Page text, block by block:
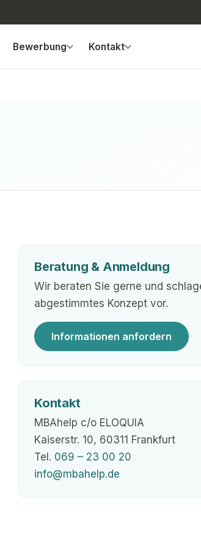
Bewerbung Kontakt
Beratung & Anmeldung
Wir beraten Sie gerne und
abgestimmtes Konzept vor.
Informationen anfordern
Kontakt
MBAhelp c/o ELOQUIA
Kaiserstr. 10, 60311 Frankfurt
Tel. 069 – 23 00 20
info@mbahelp.de